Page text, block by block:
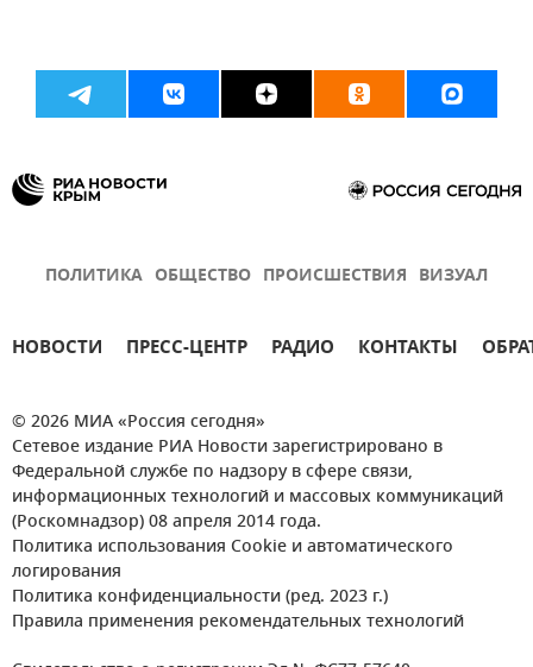
ПОЛИТИКА ОБЩЕСТВО ПРОИСШЕСТВИЯ ВИЗУАЛ
НОВОСТИ ПРЕСС-ЦЕНТР РАДИО КОНТАКТЫ
© 2026 МИА «Россия сегодня»
Сетевое издание РИА Новости зарегистрировано в
Федеральной службе по надзору в сфере связи,
информационных технологий и массовых коммуникаций
(Роскомнадзор) 08 апреля 2014 года.
Политика использования Cookie и автоматического
логирования
Политика конфиденциальности (ред. 2023 г.)
Правила применения рекомендательных технологий